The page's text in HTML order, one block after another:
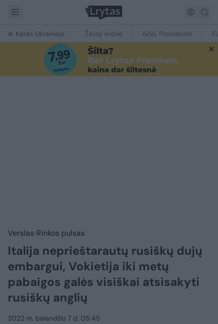
Karas Ukrainoje Žalioji erdvė Ačiū, Prezidente
Verslas Rinkos pulsas
Italija neprieštarautų rusiškų dujų
embargui, Vokietija iki metų
pabaigos galės visiškai atsisakyti
rusiškų anglių
2022 m. balandžio 7 d. 05:45